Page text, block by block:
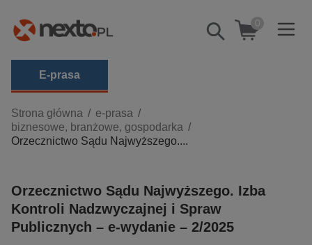
Pokaż/schowaj
wyszukiwarkę
0
E-prasa
Kategorie
Zobacz wszystkie E-prasa
biznesowe, branżowe, gospodarka
darmowe wydania
dzienniki
Strona główna
e-prasa
biznesowe, branżowe, gospodarka
Orzecznictwo Sądu Najwyższego....
Orzecznictwo Sądu Najwyższego. Izba
Kontroli Nadzwyczajnej i Spraw
Publicznych – e-wydanie – 2/2025